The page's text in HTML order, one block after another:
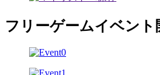
フリーゲームイベント